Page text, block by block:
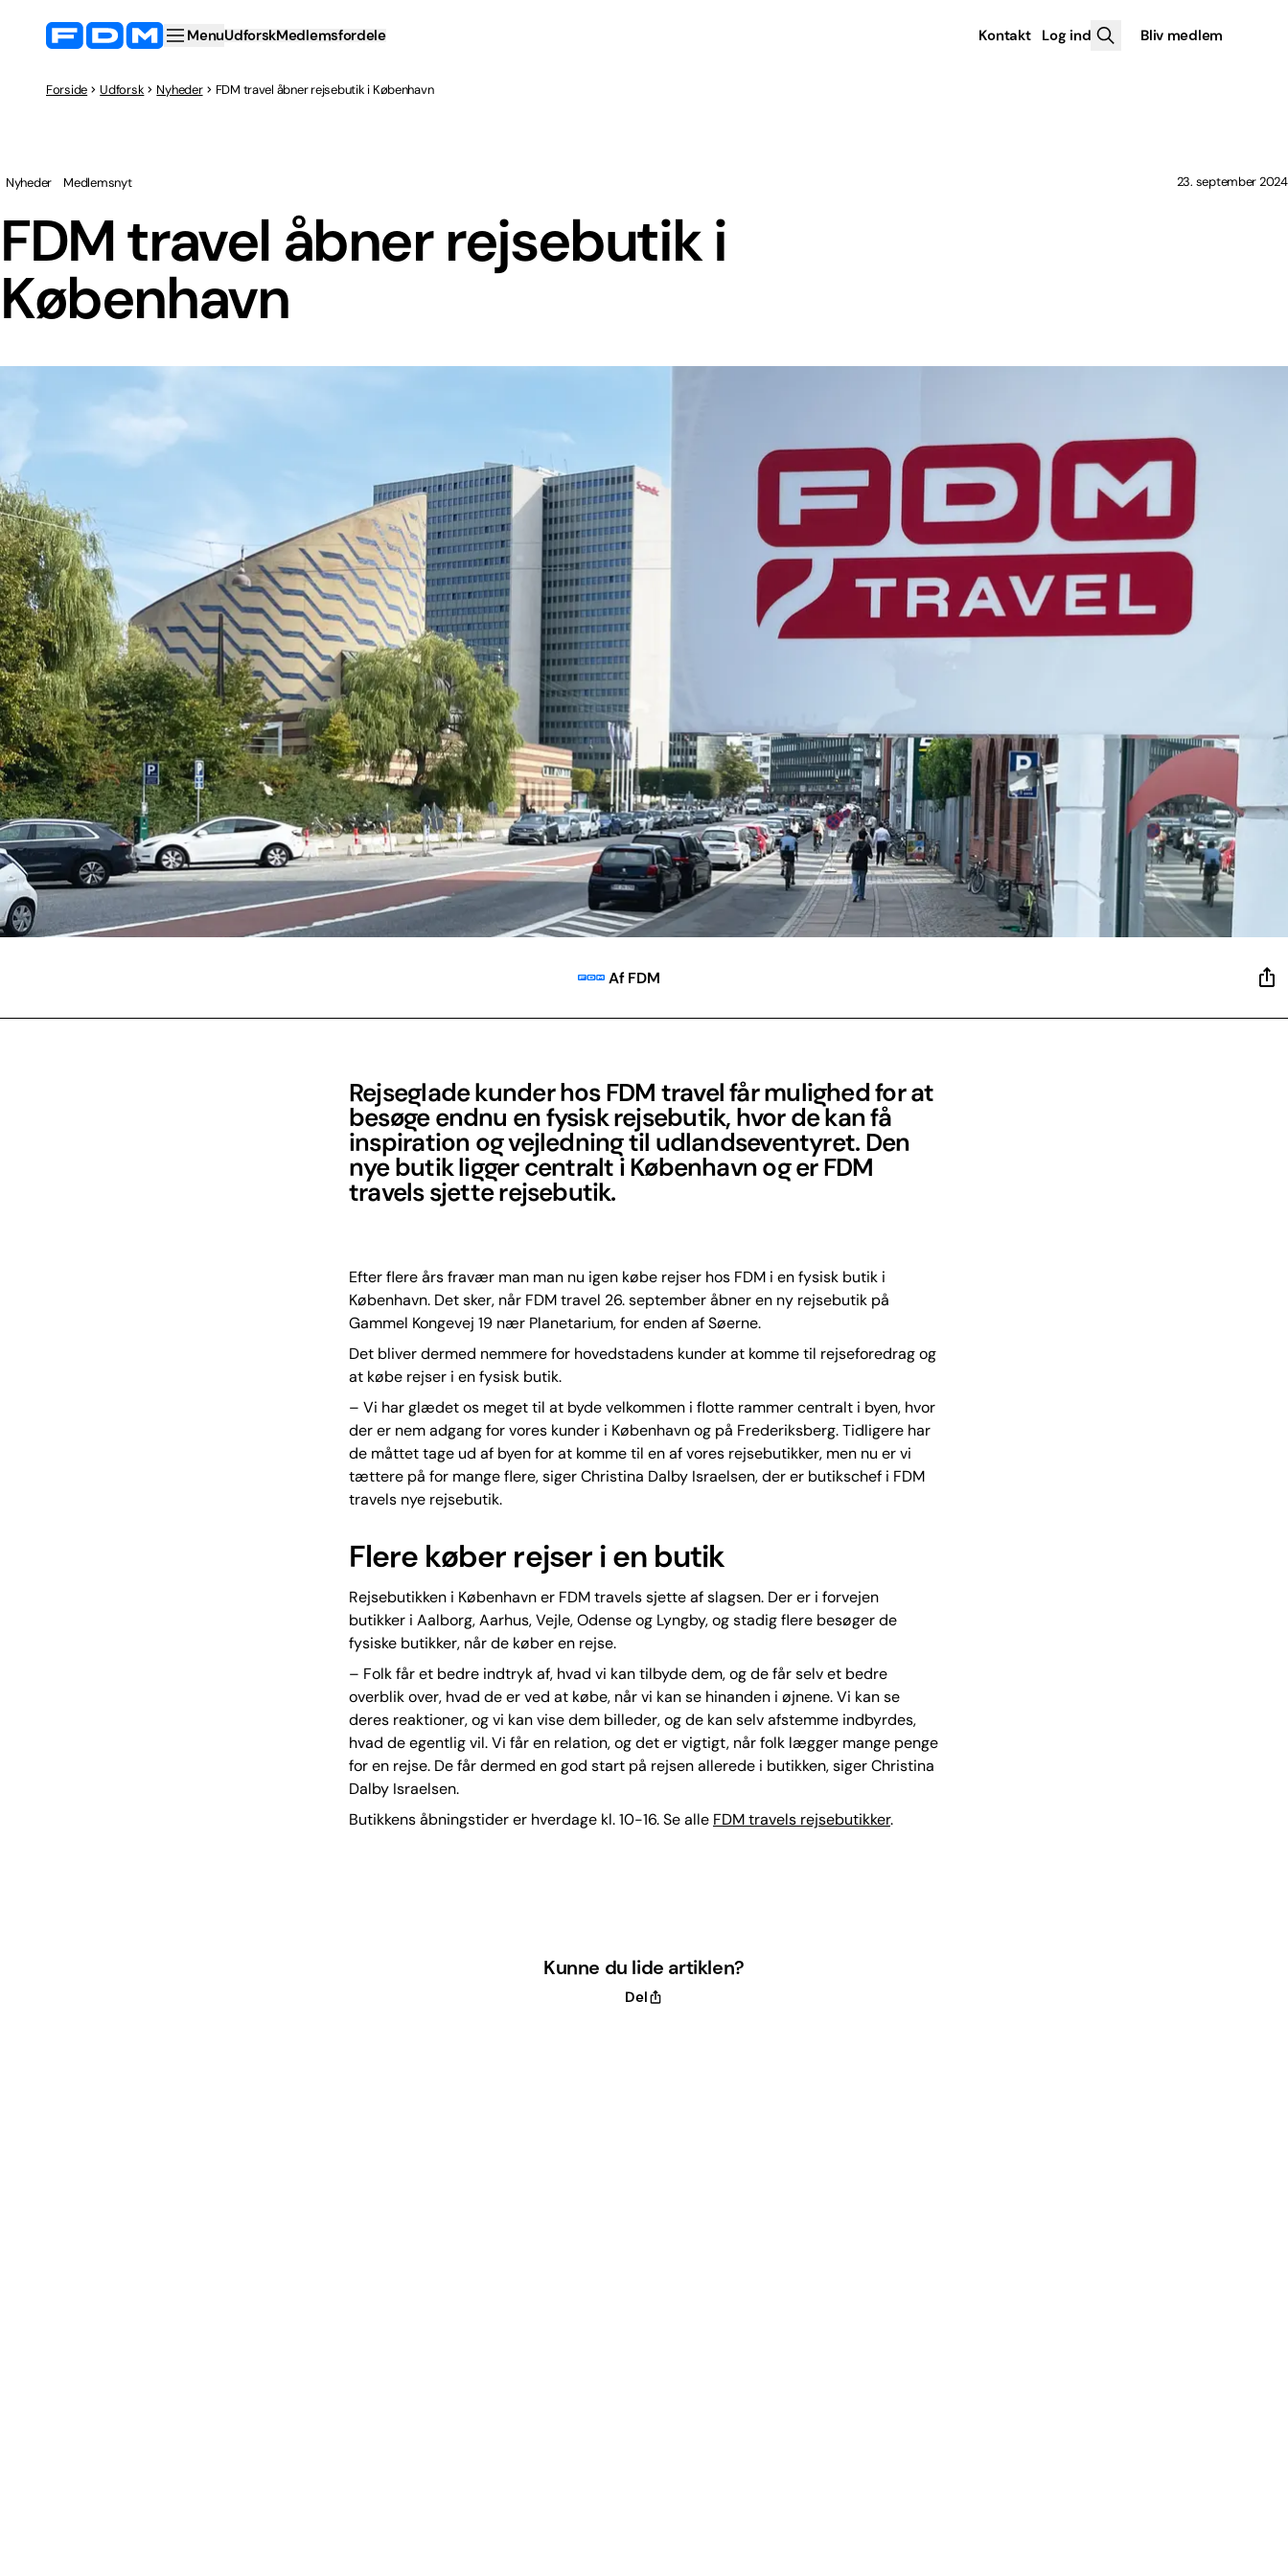
MenuUdforskMedlemsfordele Kontakt Log ind Bliv medlem
Forside Udforsk Nyheder FDM travel åbner rejsebutik i København
FDM travel åbner rejsebutik i
København
Nyheder Medlemsnyt 23. september 2024
Af FDM
Rejseglade kunder hos FDM travel får mulighed for at
besøge endnu en fysisk rejsebutik, hvor de kan få
inspiration og vejledning til udlandseventyret. Den
nye butik ligger centralt i København og er FDM
travels sjette rejsebutik.
Efter flere års fravær man man nu igen købe rejser hos FDM i en fysisk butik i
København. Det sker, når FDM travel 26. september åbner en ny rejsebutik på
Gammel Kongevej 19 nær Planetarium, for enden af Søerne.
Det bliver dermed nemmere for hovedstadens kunder at komme til rejseforedrag og
at købe rejser i en fysisk butik.
– Vi har glædet os meget til at byde velkommen i flotte rammer centralt i byen, hvor
der er nem adgang for vores kunder i København og på Frederiksberg. Tidligere har
de måttet tage ud af byen for at komme til en af vores rejsebutikker, men nu er vi
tættere på for mange flere, siger Christina Dalby Israelsen, der er butikschef i FDM
travels nye rejsebutik.
Flere køber rejser i en butik
Rejsebutikken i København er FDM travels sjette af slagsen. Der er i forvejen
butikker i Aalborg, Aarhus, Vejle, Odense og Lyngby, og stadig flere besøger de
fysiske butikker, når de køber en rejse.
– Folk får et bedre indtryk af, hvad vi kan tilbyde dem, og de får selv et bedre
overblik over, hvad de er ved at købe, når vi kan se hinanden i øjnene. Vi kan se
deres reaktioner, og vi kan vise dem billeder, og de kan selv afstemme indbyrdes,
hvad de egentlig vil. Vi får en relation, og det er vigtigt, når folk lægger mange penge
for en rejse. De får dermed en god start på rejsen allerede i butikken, siger Christina
Dalby Israelsen.
Butikkens åbningstider er hverdage kl. 10-16. Se alle FDM travels rejsebutikker.
Kunne du lide artiklen?
Del